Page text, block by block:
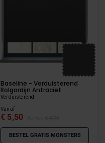
Baseline - Verduisterend
Rolgordijn Antraciet
Verduisterend
Vanaf
€ 5,50
BESTEL GRATIS MONSTERS